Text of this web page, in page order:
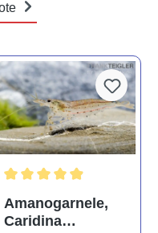
Amanogarnele,
Caridina